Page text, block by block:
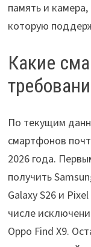
память и
которую
Какие
По текущим
смартфонов
2026 года.
получить
Galaxy S26 и
числе
Oppo Find X9.